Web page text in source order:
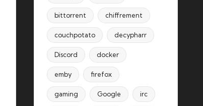
bittorrent chiffrement
couchpotato decypharr
Discord docker
emby firefox
gaming Google irc